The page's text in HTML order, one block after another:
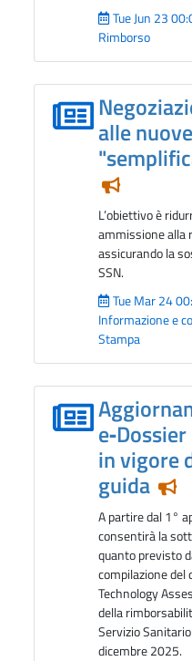
Tue Jun 23
Rimborso
alle
Notizia in
L’obiettivo è
ammissione alla
assicurando la
SSN.
Tue Mar 24
Informazione e
Stampa
in vigore
guida
A partire dal 1°
consentirà la
quanto previsto
compilazione del
Technology
della
Servizio
dicembre 2025.